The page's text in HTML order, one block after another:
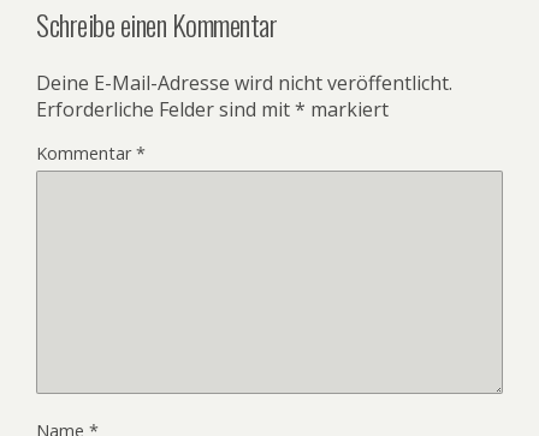
Schreibe einen Kommentar
Deine E-Mail-Adresse wird nicht veröffentlicht.
Erforderliche Felder sind mit* markiert
Kommentar*
Name *